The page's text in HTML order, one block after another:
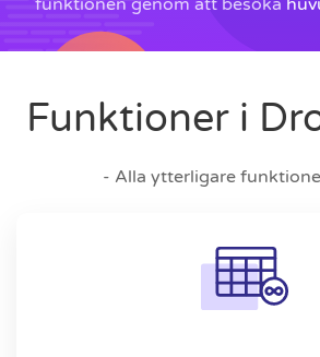
funktionen genom att besöka
Funktioner i
- Alla ytterligare